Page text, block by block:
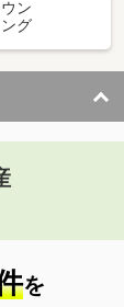
ン
グ
を